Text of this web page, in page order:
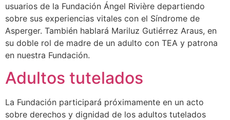
usuarios de la Fundación Ángel Rivière departiendo
sobre sus experiencias vitales con el Síndrome de
Asperger. También hablará Mariluz Gutiérrez Araus, en
su doble rol de madre de un adulto con TEA y patrona
en nuestra Fundación.
Adultos tutelados
La Fundación participará próximamente en un acto
sobre derechos y dignidad de los adultos tutelados